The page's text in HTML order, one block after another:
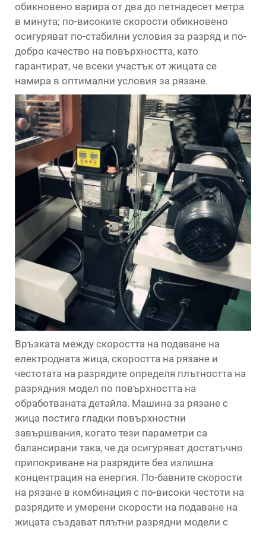
обикновено варира от два до петнадесет метра
в минута; по-високите скорости обикновено
осигуряват по-стабилни условия за разряд и по-
добро качество на повърхността, като
гарантират, че всеки участък от жицата се
намира в оптимални условия за рязане.
Връзката между скоростта на подаване на
електродната жица, скоростта на рязане и
честотата на разрядите определя плътността на
разрядния модел по повърхността на
обработваната детайла. Машина за рязане с
жица постига гладки повърхностни
завършвания, когато тези параметри са
балансирани така, че да осигуряват достатъчно
припокриване на разрядите без излишна
концентрация на енергия. По-бавните скорости
на рязане в комбинация с по-високи честоти на
разрядите и умерени скорости на подаване на
жицата създават плътни разрядни модели с